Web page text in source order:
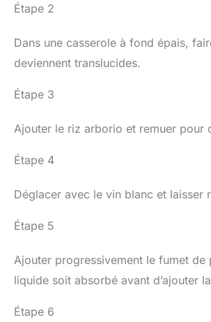
Étape 2
Dans une casserole à fond épais,
deviennent translucides.
Étape 3
Ajouter le riz arborio et remuer pour
Étape 4
Déglacer avec le vin blanc et laisser
Étape 5
Ajouter progressivement le fumet
liquide soit absorbé avant d’ajouter
Étape 6